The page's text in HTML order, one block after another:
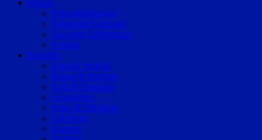
Polizei
Polizeimeldungen
Fahndung/Vermisste
Aus dem Gerichtssaal
Verkehr
Ratgeber
Auto & Verkehr
Bauen & Wohnen
Geld & Finanzen
Gesundheit
Reise & Erholung
Life-Style
Karriere